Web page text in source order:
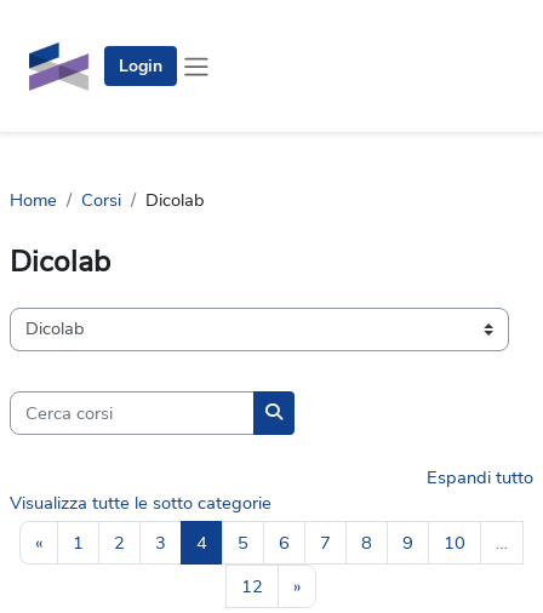
Login
Home Corsi Dicolab
Dicolab
Categorie di corso
Cerca corsi
Cerca corsi
Espandi tutto
Visualizza tutte le sotto categorie
«Pagina precedente
1 Pagina 1
2 Pagina 2
3 Pagina 3
4Pagina 4
5 Pagina 5
6 Pagina 6
7 Pagina 7
8 Pagina 8
9 Pagina 9
10
…
12 Pagina 12
»Pagina successiva